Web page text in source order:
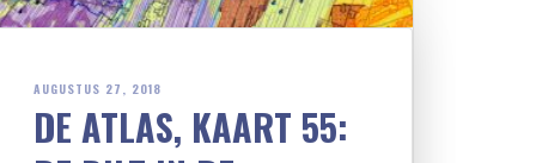
AUGUSTUS 27, 2018
DE ATLAS, KAART 55: